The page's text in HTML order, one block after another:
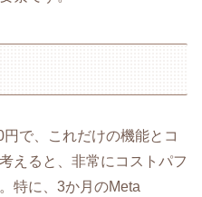
で、これだけの機能とコ
えると、非常にコストパフ
特に、3か月のMeta